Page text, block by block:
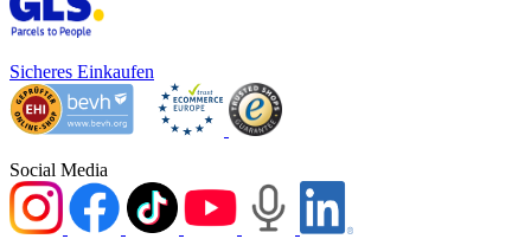
Sicheres Einkaufen
Social Media